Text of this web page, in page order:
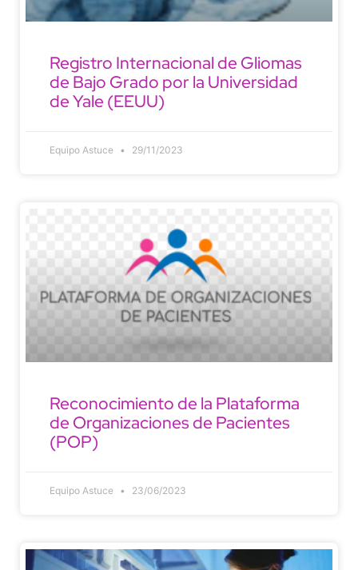
Registro Internacional de Gliomas
de Bajo Grado por la Universidad
de Yale (EEUU)
Equipo Astuce 29/11/2023
Reconocimiento de la Plataforma
de Organizaciones de Pacientes
(POP)
Equipo Astuce 23/06/2023